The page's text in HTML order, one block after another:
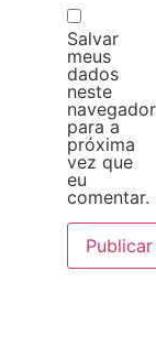
Salvar
meus
dados
neste
navegador
para a
próxima
vez que
eu
comentar.